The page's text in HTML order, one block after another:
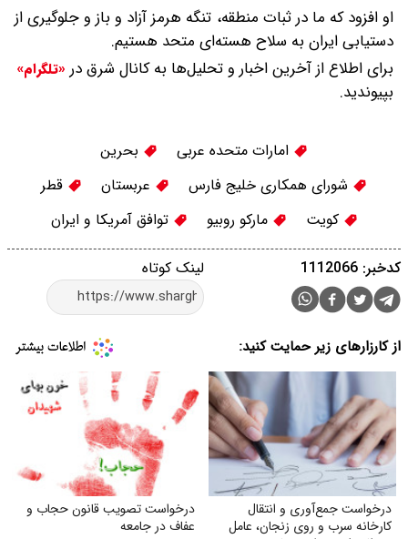
او افزود که ما در ثبات منطقه، تنگه هرمز آزاد و باز و جلوگیری از
دستیابی ایران به سلاح هسته‌ای متحد هستیم.
برای اطلاع از آخرین اخبار و تحلیل‌ها به کانال شرق در «تلگرام»
بپیوندید.
امارات متحده عربی
بحرین
شورای همکاری خلیج فارس
عربستان
قطر
کویت
مارکو روبیو توافق آمریکا و ایران
لینک کوتاه کدخبر: 1112066
از کارزارهای زیر حمایت کنید:
درخواست جمع‌آوری و انتقال
کارخانه سرب و روی زنجان، عامل
درخواست تصویب قانون حجاب و
عفاف در جامعه